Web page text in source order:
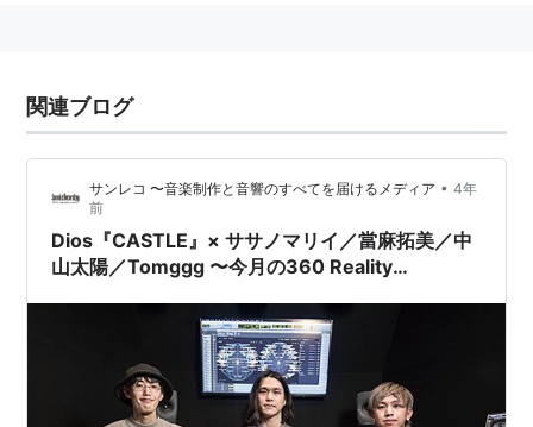
関連ブログ
サンレコ 〜音楽制作と音響のすべてを届けるメディア • 4年
前
Dios『CASTLE』× ササノマリイ／當麻拓美／中
山太陽／Tomggg 〜今月の360 Reality